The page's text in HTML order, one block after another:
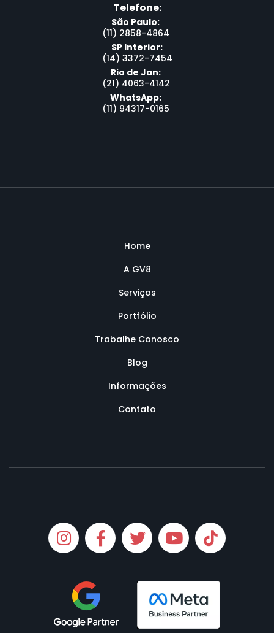
Telefone:
São Paulo:
(11) 2858-4864
SP Interior:
(14) 3372-7454
Rio de Jan:
(21) 4063-4142
WhatsApp:
(11) 94317-0165
Home
A GV8
Serviços
Portfólio
Trabalhe Conosco
Blog
Informações
Contato
Instagram
Facebook
TwitterYoutube
Tiktok